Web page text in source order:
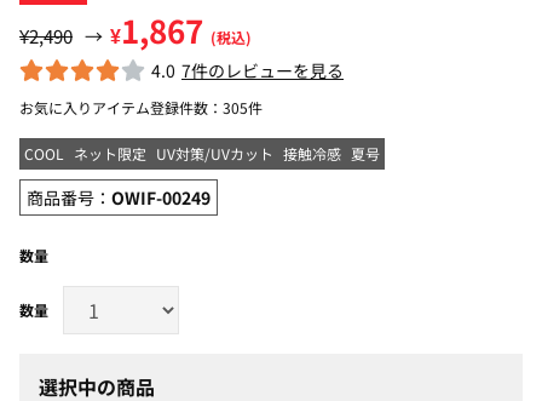
¥2,490 → ¥1,867 (税込)
4.0 7件のレビューを見る
お気に入りアイテム登録件数： 305件
COOL ネット限定 UV対策/UVカット 接触冷感 夏号
商品番号： OWIF-00249
数量
選択中の商品